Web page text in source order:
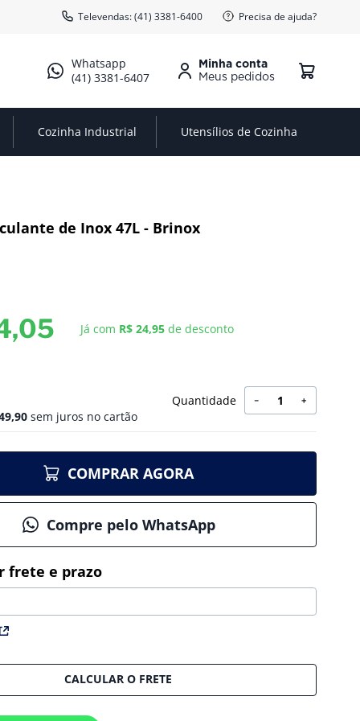
Televendas: (41) 3381-6400 Precisa de ajuda?
(41) 3381-6407
Minha conta
Cozinha Industrial Utensílios de Cozinha
de Inox 47L - Brinox
,05 Já com R$ 24,95de desconto
,90sem juros no cartão
Quantidade ＋
－
COMPRAR AGORA
Compre pelo WhatsApp
CALCULAR O FRETE